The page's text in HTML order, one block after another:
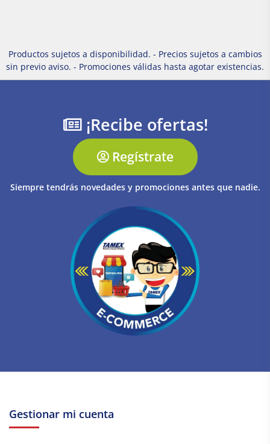
Productos sujetos a disponibilidad. - Precios sujetos a cambios
sin previo aviso. - Promociones válidas hasta agotar existencias.
¡Recibe ofertas!
Regístrate
Siempre tendrás novedades y promociones antes que nadie.
Gestionar mi cuenta